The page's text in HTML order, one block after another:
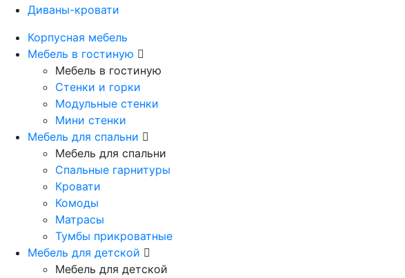
Диваны-кровати
Корпусная мебель
Мебель в гостиную
Мебель в гостиную
Стенки и горки
Модульные стенки
Мини стенки
Мебель для спальни
Мебель для спальни
Спальные гарнитуры
Кровати
Комоды
Матрасы
Тумбы прикроватные
Мебель для детской
Мебель для детской